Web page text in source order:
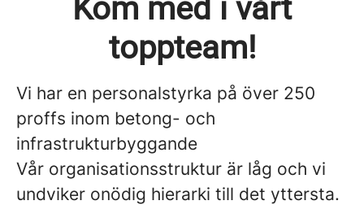
Kom med i vårt
toppteam!
Vi har en personalstyrka på över 250
proffs inom betong- och
infrastrukturbyggande
Vår organisationsstruktur är låg och vi
undviker onödig hierarki till det yttersta.